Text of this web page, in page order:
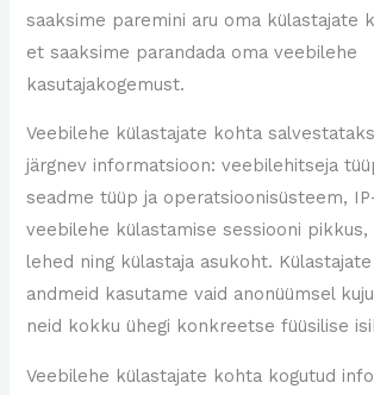
saaksime paremini aru oma külastajate
et saaksime parandada oma veebilehe
kasutajakogemust.
Veebilehe külastajate kohta
järgnev informatsioon: veebilehitseja
seadme tüüp ja operatsioonisüsteem,
veebilehe külastamise sessiooni pikkus,
lehed ning külastaja asukoht.
andmeid kasutame vaid anonüümsel
neid kokku ühegi konkreetse füüsilise
Veebilehe külastajate kohta kogutud